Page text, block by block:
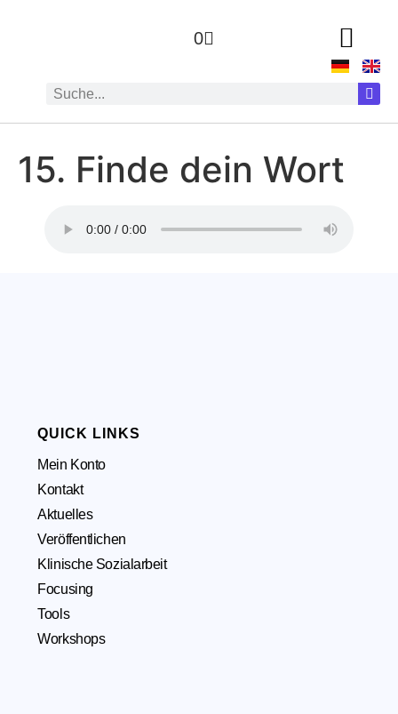
0
15. Finde dein Wort
QUICK LINKS
Mein Konto
Kontakt
Aktuelles
Veröffentlichen
Klinische Sozialarbeit
Focusing
Tools
Workshops